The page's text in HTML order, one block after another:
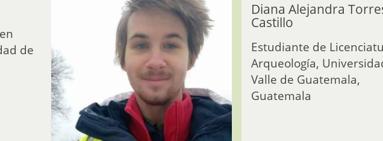
de
Diana Alejandra
Castillo
Estudiante de
Arqueología,
Valle de Guatemala,
Guatemala